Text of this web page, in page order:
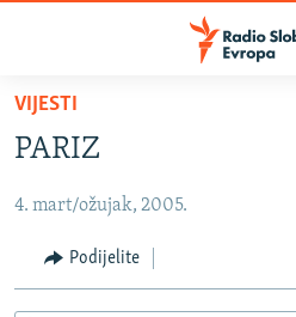
Pređite
glavni
Pređite
SRBIJA
KOSOVO
VIJESTI
PARIZ
4. mart/ožujak, 2005.
Podijelite